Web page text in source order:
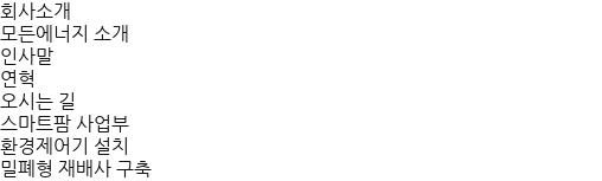
회사소개
모든에너지 소개
인사말
연혁
오시는 길
스마트팜 사업부
환경제어기 설치
밀폐형 재배사 구축